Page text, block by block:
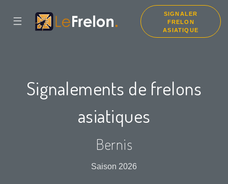
☰
SIGNALER
FRELON
ASIATIQUE
Signalements de frelons
asiatiques
Bernis
Saison 2026